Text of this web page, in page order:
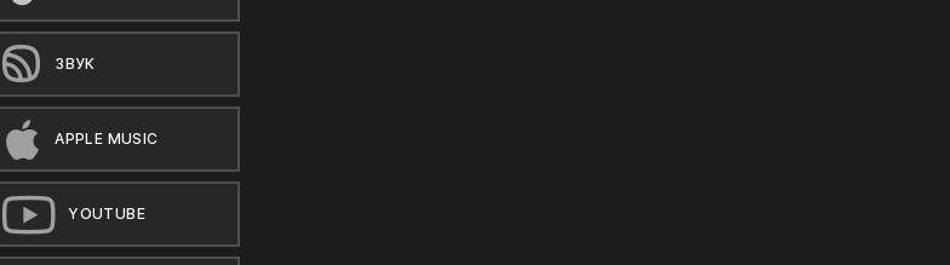
ЗВУК
APPLE MUSIC
YOUTUBE